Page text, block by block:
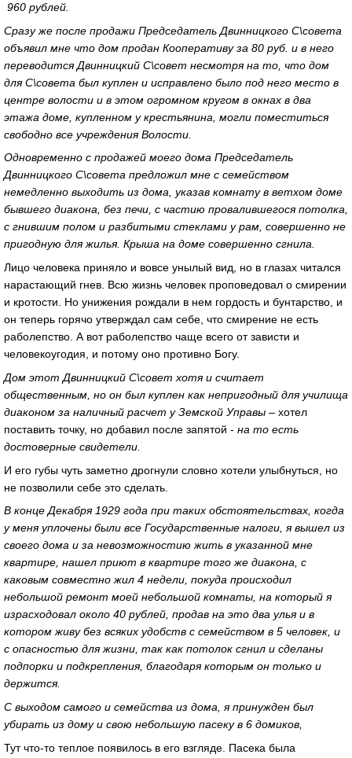
960 рублей.
Сразу же после продажи Председатель Двинницкого С\совета
объявил мне что дом продан Кооперативу за 80 руб. и в него
переводится Двинницкий С\совет несмотря на то, что дом
для С\совета был куплен и исправлено было под него место в
центре волости и в этом огромном кругом в окнах в два
этажа доме, купленном у крестьянина, могли поместиться
свободно все учреждения Волости.
Одновременно с продажей моего дома Председатель
Двинницкого С\совета предложил мне с семейством
немедленно выходить из дома, указав комнату в ветхом доме
бывшего диакона, без печи, с частию провалившегося потолка,
с гнившим полом и разбитыми стеклами у рам, совершенно не
пригодную для жилья. Крыша на доме совершенно сгнила.
Лицо человека приняло и вовсе унылый вид, но в глазах читался
нарастающий гнев. Всю жизнь человек проповедовал о смирении
и кротости. Но унижения рождали в нем гордость и бунтарство, и
он теперь горячо утверждал сам себе, что смирение не есть
раболепство. А вот раболепство чаще всего от зависти и
человекоугодия, и потому оно противно Богу.
Дом этот Двинницкий С\совет хотя и считает
общественным, но он был куплен как непригодный для училища
диаконом за наличный расчет у Земской Управы – хотел
поставить точку, но добавил после запятой - на то есть
достоверные свидетели.
И его губы чуть заметно дрогнули словно хотели улыбнуться, но
не позволили себе это сделать.
В конце Декабря 1929 года при таких обстоятельствах, когда
у меня уплочены были все Государственные налоги, я вышел из
своего дома и за невозможностию жить в указанной мне
квартире, нашел приют в квартире того же диакона, с
каковым совместно жил 4 недели, покуда происходил
небольшой ремонт моей небольшой комнаты, на который я
израсходовал около 40 рублей, продав на это два улья и в
котором живу без всяких удобств с семейством в 5 человек, и
с опасностью для жизни, так как потолок сгнил и сделаны
подпорки и подкрепления, благодаря которым он только и
держится.
С выходом самого и семейства из дома, я принужден был
убирать из дому и свою небольшую пасеку в 6 домиков,
Тут что-то теплое появилось в его взгляде. Пасека была